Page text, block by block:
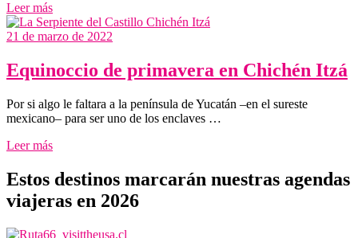
Leer más
21 de marzo de 2022
Equinoccio de primavera en Chichén Itzá
Por si algo le faltara a la península de Yucatán –en el sureste
mexicano– para ser uno de los enclaves …
Leer más
Estos destinos marcarán nuestras agendas
viajeras en 2026